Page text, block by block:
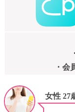
・会
女性 27